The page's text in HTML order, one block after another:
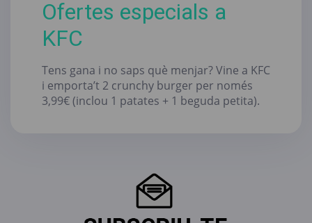
Ofertes especials a
KFC
Tens gana i no saps què menjar? Vine a KFC
i emporta’t 2 crunchy burger per només
3,99€ (inclou 1 patates + 1 beguda petita).